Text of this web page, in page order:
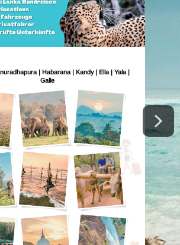
| Habarana | Kandy | Ella | Yala |
Galle